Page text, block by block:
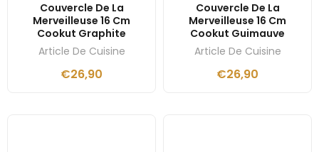
Couvercle De La
Merveilleuse 16 Cm
Cookut Graphite
Article De Cuisine
€26,90
Couvercle De La
Merveilleuse 16 Cm
Cookut Guimauve
Article De Cuisine
€26,90